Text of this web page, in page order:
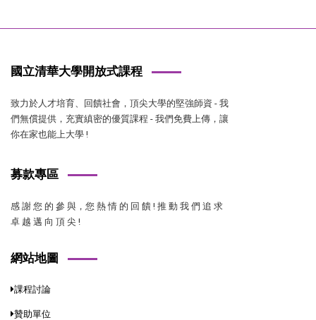
國立清華大學開放式課程
致力於人才培育、回饋社會，頂尖大學的堅強師資 - 我
們無償提供，充實縝密的優質課程 - 我們免費上傳，讓
你在家也能上大學 !
募款專區
感 謝 您 的 參 與，您 熱 情 的 回 饋 ! 推 動 我 們 追 求
卓 越 邁 向 頂 尖 !
網站地圖
課程討論
贊助單位